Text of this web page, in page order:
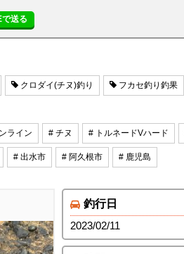
で送る
クロダイ(チヌ)釣り フカセ釣り釣果
ライン # チヌ # トルネードVハード
# 出水市 # 阿久根市 # 鹿児島
釣行日
2023/02/11